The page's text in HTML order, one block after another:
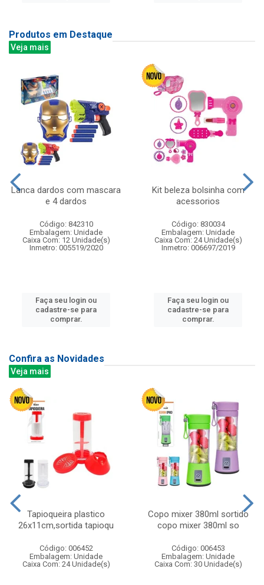
Produtos em Destaque
Veja mais
Lanca dardos com mascara
e 4 dardos
Código: 842310
Embalagem: Unidade
Caixa Com: 12 Unidade(s)
Inmetro: 005519/2020
Faça seu login ou
cadastre-se para
comprar.
Kit beleza bolsinha com
acessorios
Código: 830034
Embalagem: Unidade
Caixa Com: 24 Unidade(s)
Inmetro: 006697/2019
Faça seu login ou
cadastre-se para
comprar.
Confira as Novidades
Veja mais
Tapioqueira plastico
26x11cm,sortida tapioqu
Código: 006452
Embalagem: Unidade
Caixa Com: 24 Unidade(s)
Copo mixer 380ml sortido
copo mixer 380ml so
Código: 006453
Embalagem: Unidade
Caixa Com: 30 Unidade(s)